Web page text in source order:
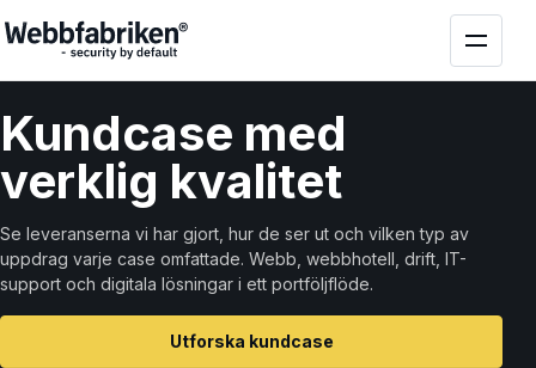
Kundcase med
verklig kvalitet
Se leveranserna vi har gjort, hur de ser ut och vilken typ av
uppdrag varje case omfattade. Webb, webbhotell, drift, IT-
support och digitala lösningar i ett portföljflöde.
Utforska kundcase